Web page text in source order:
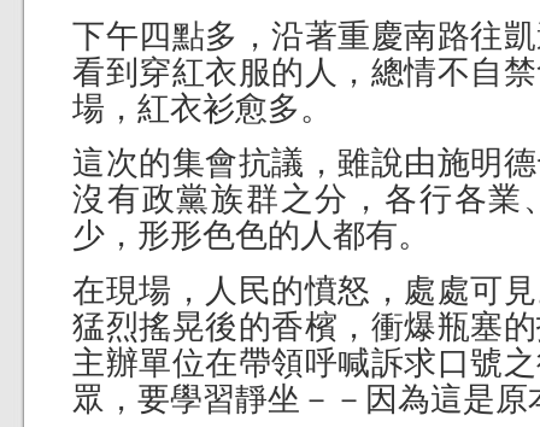
下午四點多，沿著重慶南路往
看到穿紅衣服的人，總情不自
場，紅衣衫愈多。
這次的集會抗議，雖說由施明
沒有政黨族群之分，各行各業
少，形形色色的人都有。
在現場，人民的憤怒，處處可
猛烈搖晃後的香檳，衝爆瓶塞
主辦單位在帶領呼喊訴求口號
眾，要學習靜坐－－因為這是